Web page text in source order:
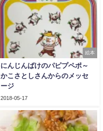
絵本
にんじんばけのパピプペポ～
かこさとしさんからのメッセ
ージ
2018-05-17